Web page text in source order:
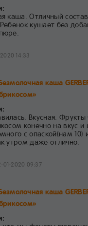
каша. Отличный
кушает без
14:33
каша
Вкусная. Фрукты
конечно на вкус
с опаской(нам 10)
утром даже отлично.
01-2020 09:37
каша